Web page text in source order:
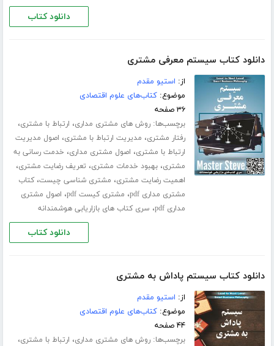
دانلود کتاب
دانلود کتاب سیستم معرفی مشتری
از: استیو مقدم
موضوع:کتاب‌های علوم اقتصادی
۳۶ صفحه
برچسب‌ها:روش های مشتری مداری، ارتباط با مشتری،
رفتار مشتری، مدیریت ارتباط با مشتری، اصول مدیریت
ارتباط با مشتری، اصول مشتری مداری، خدمت رسانی به
مشتری،بهبود خدمات مشتری، تعریف رضایت مشتری،
اهمیت رضایت مشتری، مشتری شناسی چیست،کتاب
مشتری مداری pdf
، مشتری کیست pdf ، اصول مشتری
مداری pdf
، سری کتاب های بازاریابی هوشمندانه
دانلود کتاب
دانلود کتاب سیستم پاداش به مشتری
از: استیو مقدم
موضوع:کتاب‌های علوم اقتصادی
۴۴ صفحه
برچسب‌ها:روش های مشتری مداری، ارتباط با مشتری،